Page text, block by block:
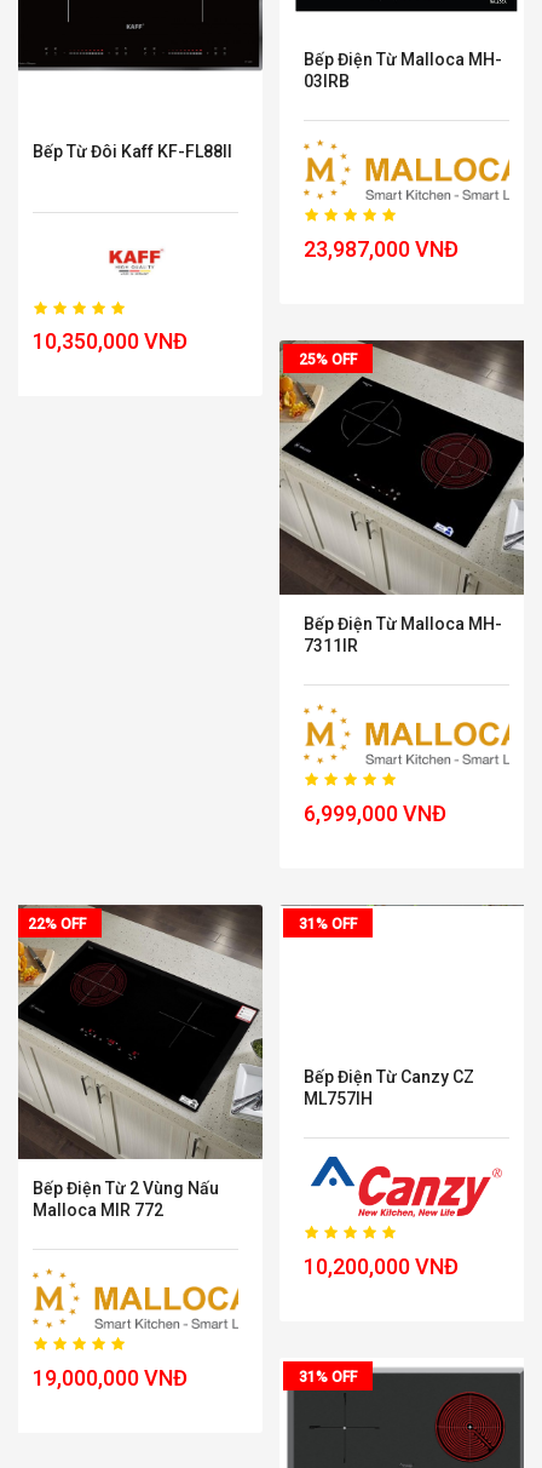
Bếp Từ Đôi Kaff KF-FL88II
10,350,000 VNĐ
Bếp Điện Từ Malloca MH-
03IRB
23,987,000 VNĐ
25% OFF
Bếp Điện Từ Malloca MH-
7311IR
6,999,000 VNĐ
22% OFF
Bếp Điện Từ 2 Vùng Nấu
Malloca MIR 772
19,000,000 VNĐ
31% OFF
Bếp Điện Từ Canzy CZ
ML757IH
10,200,000 VNĐ
31% OFF